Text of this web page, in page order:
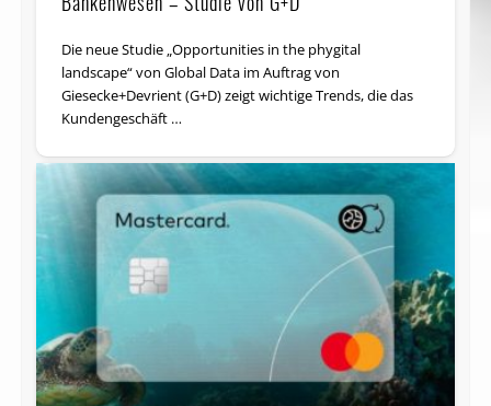
Die neue Studie „Opportunities in the phygital
landscape“ von Global Data im Auftrag von
Giesecke+Devrient (G+D) zeigt wichtige Trends, die das
Kundengeschäft …